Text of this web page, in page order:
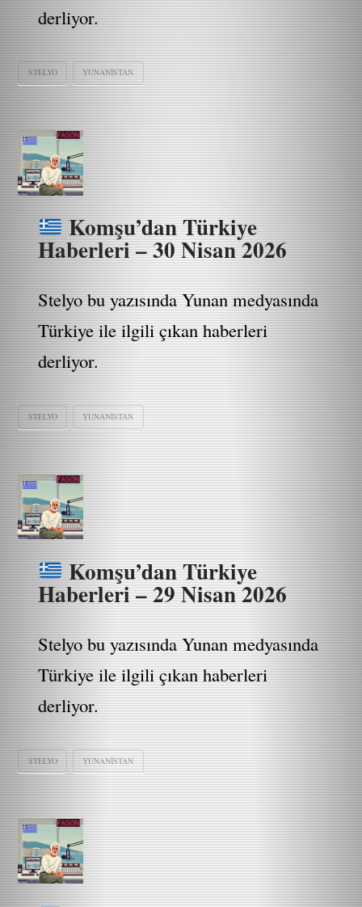
derliyor.
STELYO YUNANISTAN
Komşu’dan Türkiye
Haberleri – 30 Nisan 2026
Stelyo bu yazısında Yunan medyasında
Türkiye ile ilgili çıkan haberleri
derliyor.
STELYO YUNANISTAN
Komşu’dan Türkiye
Haberleri – 29 Nisan 2026
Stelyo bu yazısında Yunan medyasında
Türkiye ile ilgili çıkan haberleri
derliyor.
STELYO YUNANISTAN